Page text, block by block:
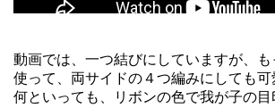
動画では、一つ結びにしていますが、
使って、両サイドの４つ編みにしても可
何といっても、リボンの色で我が子の